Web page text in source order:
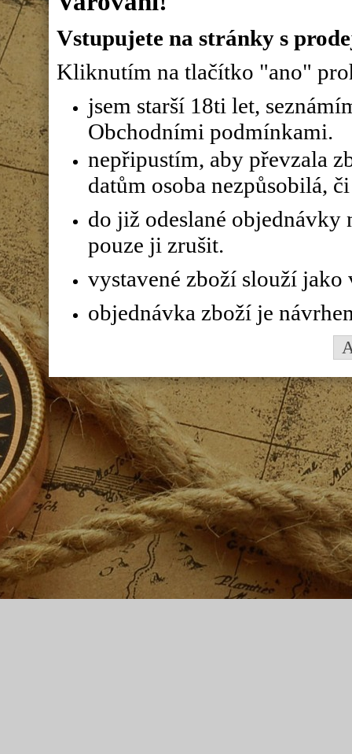
Vstupujete na stránky s
Kliknutím na tlačítko "ano"
jsem starší 18ti let,
Obchodními podmínkami.
nepřipustím, aby převzala
datům osoba nezpůsobilá,
do již odeslané objednávky
pouze ji zrušit.
vystavené zboží slouží
objednávka zboží je